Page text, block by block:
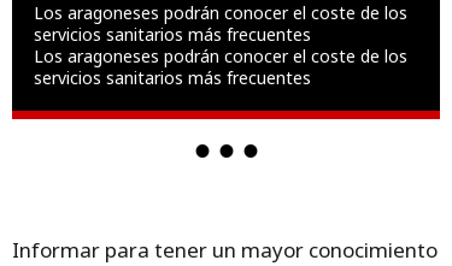
Los aragoneses podrán conocer el coste de los
servicios sanitarios más frecuentes
Los aragoneses podrán conocer el coste de los
servicios sanitarios más frecuentes
Informar para tener un mayor conocimiento